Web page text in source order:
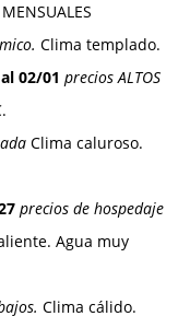
Clima templado.
02/01 precios ALTOS
Clima caluroso.
precios de hospedaje
Agua muy
Clima cálido.